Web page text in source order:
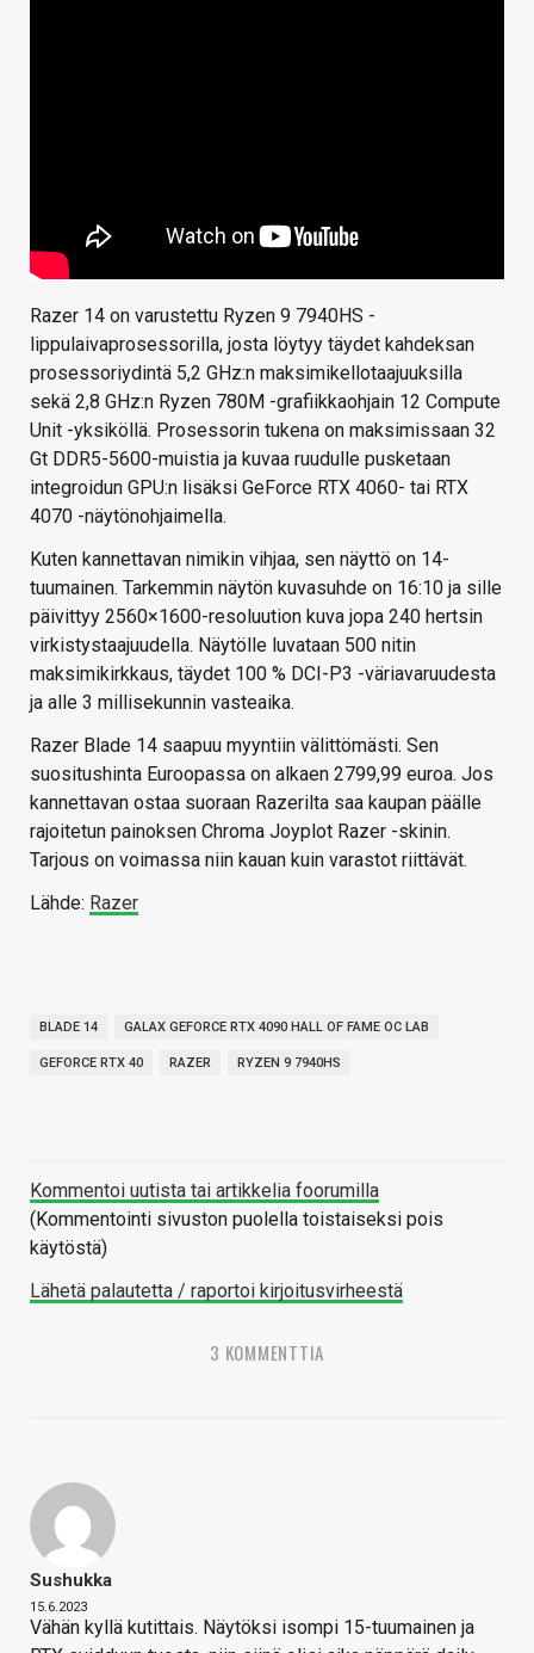
Razer 14 on varustettu Ryzen 9 7940HS -
lippulaivaprosessorilla, josta löytyy täydet kahdeksan
prosessoriydintä 5,2 GHz:n maksimikellotaajuuksilla
sekä 2,8 GHz:n Ryzen 780M -grafiikkaohjain 12 Compute
Unit -yksiköllä. Prosessorin tukena on maksimissaan 32
Gt DDR5-5600-muistia ja kuvaa ruudulle pusketaan
integroidun GPU:n lisäksi GeForce RTX 4060- tai RTX
4070 -näytönohjaimella.
Kuten kannettavan nimikin vihjaa, sen näyttö on 14-
tuumainen. Tarkemmin näytön kuvasuhde on 16:10 ja sille
päivittyy 2560×1600-resoluution kuva jopa 240 hertsin
virkistystaajuudella. Näytölle luvataan 500 nitin
maksimikirkkaus, täydet 100 % DCI-P3 -väriavaruudesta
ja alle 3 millisekunnin vasteaika.
Razer Blade 14 saapuu myyntiin välittömästi. Sen
suositushinta Euroopassa on alkaen 2799,99 euroa. Jos
kannettavan ostaa suoraan Razerilta saa kaupan päälle
rajoitetun painoksen Chroma Joyplot Razer -skinin.
Tarjous on voimassa niin kauan kuin varastot riittävät.
Lähde: Razer
BLADE 14 GALAX GEFORCE RTX 4090 HALL OF FAME OC LAB
GEFORCE RTX 40 RAZER RYZEN 9 7940HS
Kommentoi uutista tai artikkelia foorumilla
(Kommentointi sivuston puolella toistaiseksi pois
käytöstä)
Lähetä palautetta / raportoi kirjoitusvirheestä
3 KOMMENTTIA
Sushukka
15.6.2023
Vähän kyllä kutittais. Näytöksi isompi 15-tuumainen ja